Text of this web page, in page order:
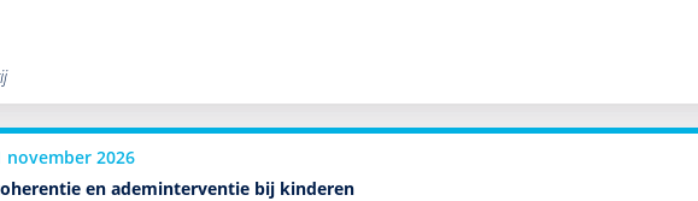
november 2026
en ademinterventie bij kinderen